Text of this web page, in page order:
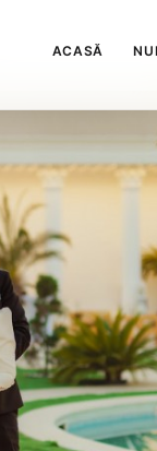
ACASĂ